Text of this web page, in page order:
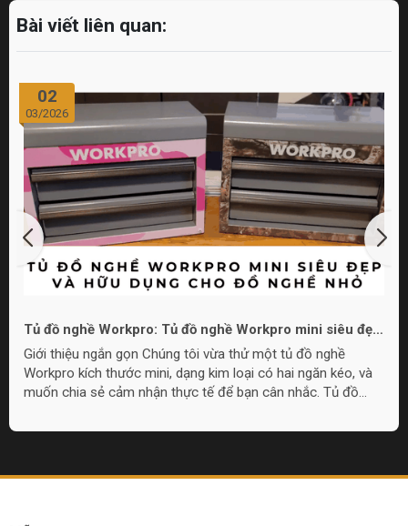
Bài viết liên quan:
02
03/2026
Tủ đồ nghề Workpro: Tủ đồ nghề Workpro mini siêu đẹp
và hữu dụng cho đồ nghề nhỏ
Giới thiệu ngắn gọn Chúng tôi vừa thử một tủ đồ nghề
Workpro kích thước mini, dạng kim loại có hai ngăn kéo, và
muốn chia sẻ cảm nhận thực tế để bạn cân nhắc. Tủ đồ
nghề nhỏ gọn, làm quà tặng, hoặc đặt trong góc làm việc khi